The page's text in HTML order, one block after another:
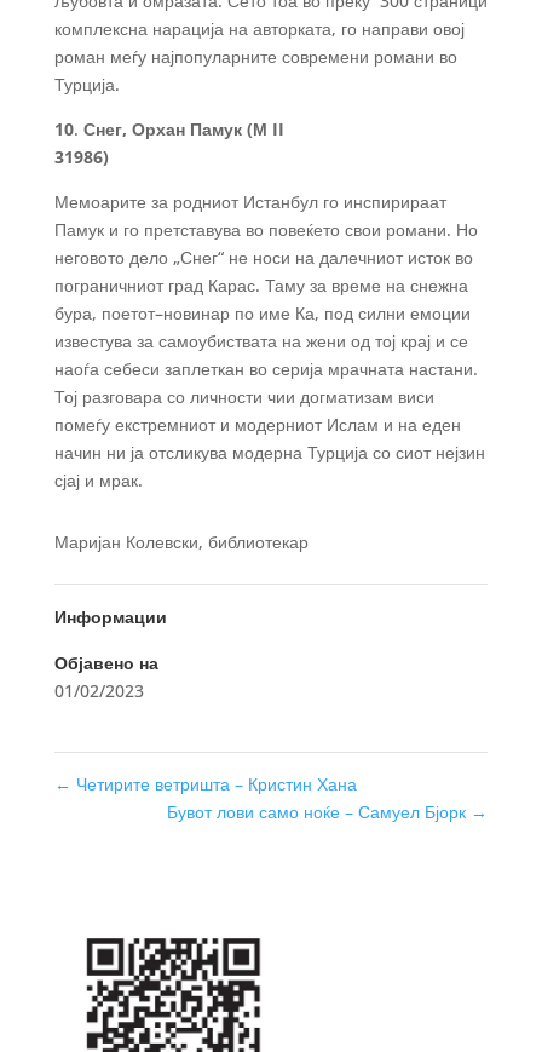
комплексна нарација на авторката, го направи овој
роман меѓу најпопуларните современи романи во
Турција.
10. Снег, Орхан Памук (М II
31986)
Мемоарите за родниот Истанбул го инспирираат
Памук и го претставува во повеќето свои романи. Но
неговото дело „Снег“ не носи на далечниот исток во
пограничниот град Карас. Таму за време на снежна
бура, поетот–новинар по име Ка, под силни емоции
известува за самоубиствата на жени од тој крај и се
наоѓа себеси заплеткан во серија мрачната настани.
Тој разговара со личности чии догматизам виси
помеѓу екстремниот и модерниот Ислам и на еден
начин ни ја отсликува модерна Турција со сиот нејзин
сјај и мрак.
Маријан Колевски, библиотекар
Информации
Објавено на
01/02/2023
← Четирите ветришта – Кристин Хана
Бувот лови само ноќе – Самуел Бјорк →